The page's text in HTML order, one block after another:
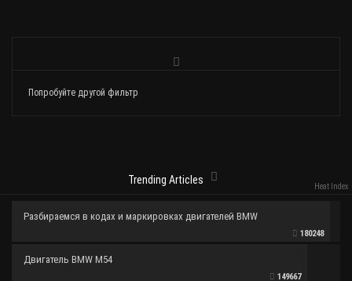
Попробуйте другой фильтр
Trending Articles
Heat Index
Разбираемся в кодах и маркировках двигателей BMW
180248
Двигатель BMW M54
149667